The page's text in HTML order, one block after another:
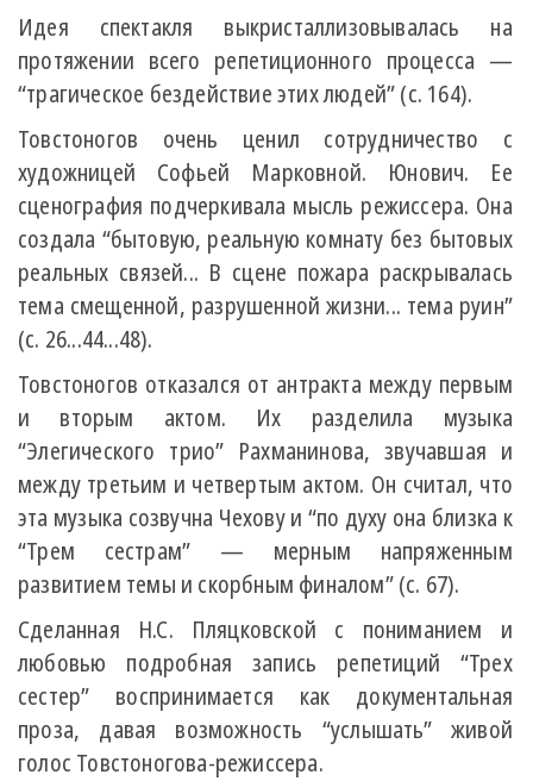
Идея спектакля выкристаллизовывалась на
протяжении всего репетиционного процесса —
“трагическое бездействие этих людей” (с. 164).
Товстоногов очень ценил сотрудничество с
художницей Софьей Марковной. Юнович. Ее
сценография подчеркивала мысль режиссера. Она
создала “бытовую, реальную комнату без бытовых
реальных связей... В сцене пожара раскрывалась
тема смещенной, разрушенной жизни... тема руин”
(с. 26...44...48).
Товстоногов отказался от антракта между первым
и вторым актом. Их разделила музыка
“Элегического трио” Рахманинова, звучавшая и
между третьим и четвертым актом. Он считал, что
эта музыка созвучна Чехову и “по духу она близка к
“Трем сестрам” — мерным напряженным
развитием темы и скорбным финалом” (с. 67).
Сделанная Н.С. Пляцковской с пониманием и
любовью подробная запись репетиций “Трех
сестер” воспринимается как документальная
проза, давая возможность “услышать” живой
голос Товстоногова-режиссера.